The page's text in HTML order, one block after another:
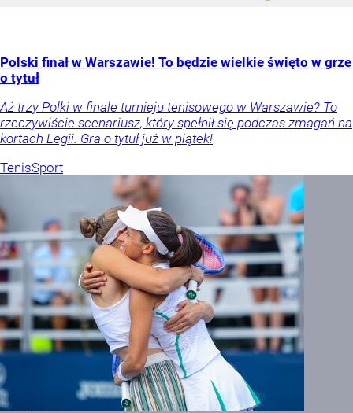
Polski finał w Warszawie! To będzie wielkie święto w grze
o tytuł
Aż trzy Polki w finale turnieju tenisowego w Warszawie? To
rzeczywiście scenariusz, który spełnił się podczas zmagań na
kortach Legii. Gra o tytuł już w piątek!
TenisSport